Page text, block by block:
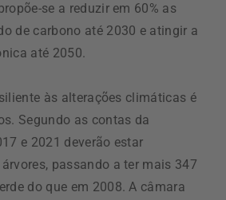
se a reduzir em 60% as
de carbono até 2030 e atingir a
até 2050.
às alterações climáticas é
Segundo as contas da
e 2021 deverão estar
passando a ter mais 347
do que em 2008. A câmara